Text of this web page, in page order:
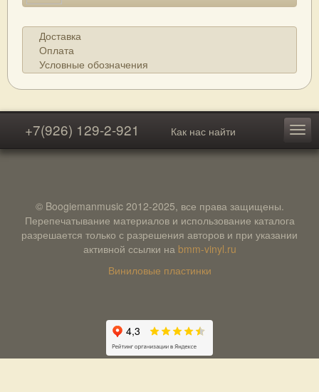
Доставка
Оплата
Условные обозначения
+7(926) 129-2-921 Как нас найти
© Boogiemanmusic 2012-2025, все права защищены.
Перепечатывание материалов и использование каталога
разрешается только с разрешения авторов и при указании
активной ссылки на bmm-vinyl.ru
Виниловые пластинки